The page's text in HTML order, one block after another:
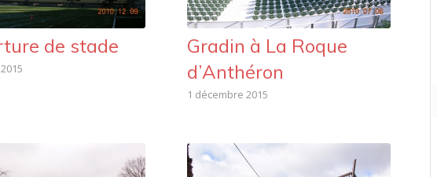
de stade
Gradin à La Roque
d’Anthéron
1 décembre 2015